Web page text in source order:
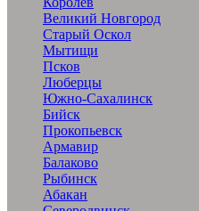
Великий Новгород
Старый Оскол
Мытищи
Псков
Люберцы
Южно-Сахалинск
Бийск
Прокопьевск
Армавир
Балаково
Рыбинск
Абакан